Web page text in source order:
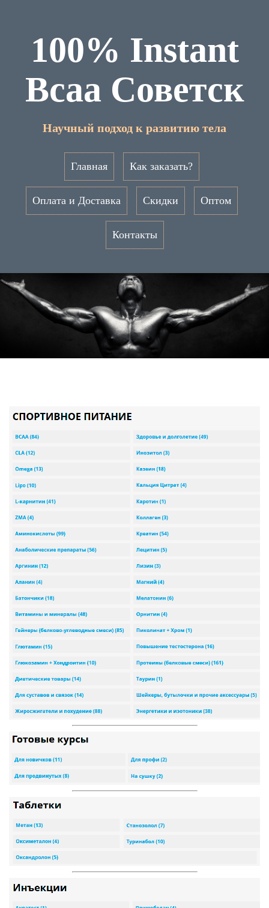
100% Instant
Bcaa Советск
Научный подход к развитию тела
Главная Как заказать?
Оплата и Доставка Скидки Оптом
Контакты